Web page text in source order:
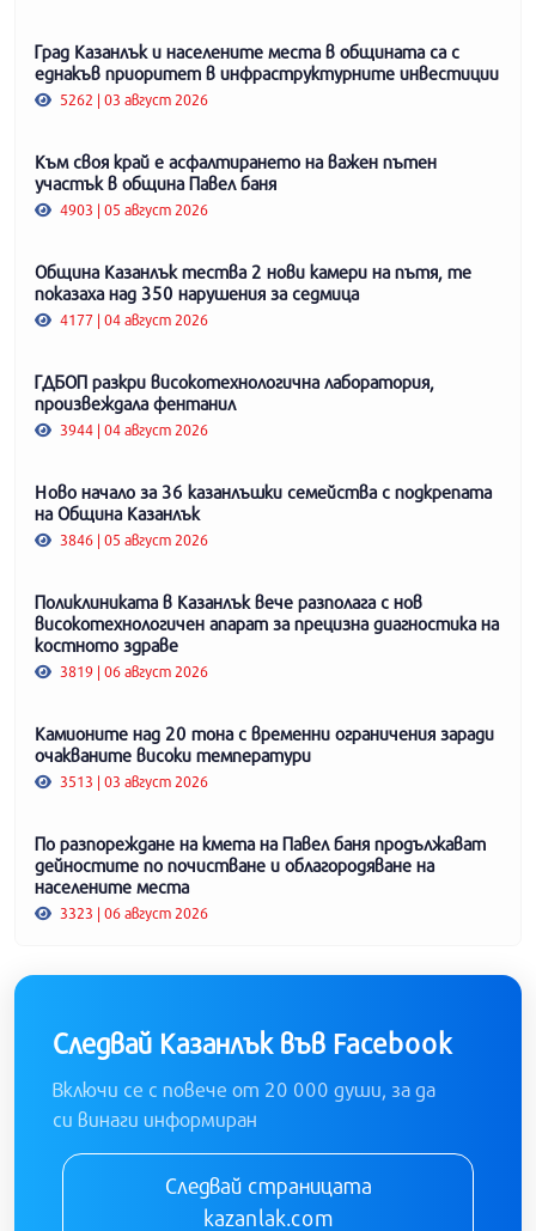
Град Казанлък и населените места в общината са с
еднакъв приоритет в инфраструктурните инвестиции
5262 | 03 август 2026
Към своя край е асфалтирането на важен пътен
участък в община Павел баня
4903 | 05 август 2026
Община Казанлък тества 2 нови камери на пътя, те
показаха над 350 нарушения за седмица
4177 | 04 август 2026
ГДБОП разкри високотехнологична лаборатория,
произвеждала фентанил
3944 | 04 август 2026
Ново начало за 36 казанлъшки семейства с подкрепата
на Община Казанлък
3846 | 05 август 2026
Поликлиниката в Казанлък вече разполага с нов
високотехнологичен апарат за прецизна диагностика на
костното здраве
3819 | 06 август 2026
Камионите над 20 тона с временни ограничения заради
очакваните високи температури
3513 | 03 август 2026
По разпореждане на кмета на Павел баня продължават
дейностите по почистване и облагородяване на
населените места
3323 | 06 август 2026
Следвай Казанлък във Facebook
Включи се с повече от 20 000 души, за да
си винаги информиран
Следвай страницата
kazanlak.com